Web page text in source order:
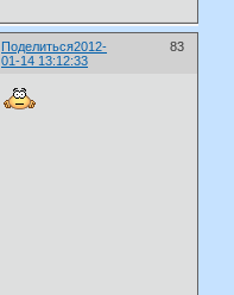
Поделиться 83
2012-
01-14 13:12:33